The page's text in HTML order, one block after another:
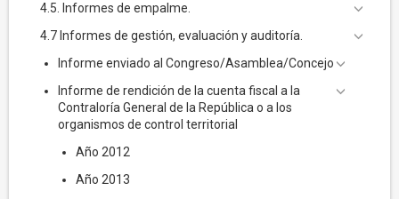
4.5. Informes de empalme.
4.7 Informes de gestión, evaluación y auditoría.
Informe enviado al Congreso/Asamblea/Concejo
Informe de rendición de la cuenta fiscal a la
Contraloría General de la República o a los
organismos de control territorial
Año 2012
Año 2013